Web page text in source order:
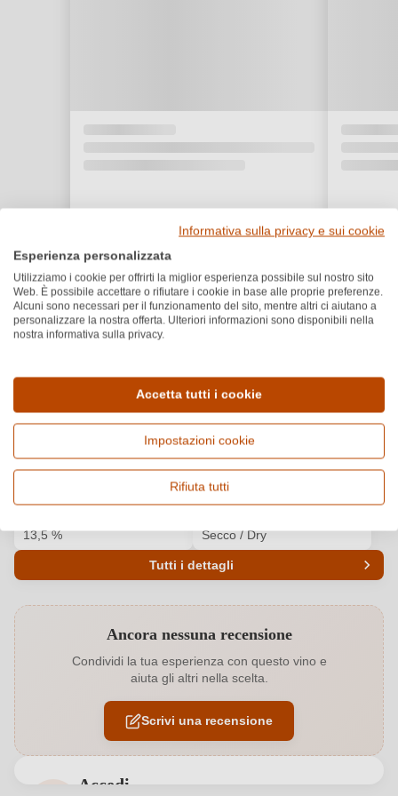
Dettagli del prodotto
Paese e regione
Vitigno e tipologia
Cuvée (Rosso), Vino rosso
Origine
Mamertino di Milazzo DOC
Qualità
DOC
13,5 %
Secco / Dry
Tutti i dettagli
Affinamento Barrique
Annata 2019
Colore dell'uva Rosso
Ancora nessuna recensione
Condividi la tua esperienza con questo vino e
aiuta gli altri nella scelta.
Scrivi una recensione
Accedi
Informativa sulla privacy e sui cookie
Esperienza personalizzata
Utilizziamo i cookie per offrirti la miglior esperienza possibile sul nostro sito
Web. È possibile accettare o rifiutare i cookie in base alle proprie preferenze.
Alcuni sono necessari per il funzionamento del sito, mentre altri ci aiutano a
personalizzare la nostra offerta. Ulteriori informazioni sono disponibili nella
nostra informativa sulla privacy.
Accetta tutti i cookie
Impostazioni cookie
Rifiuta tutti